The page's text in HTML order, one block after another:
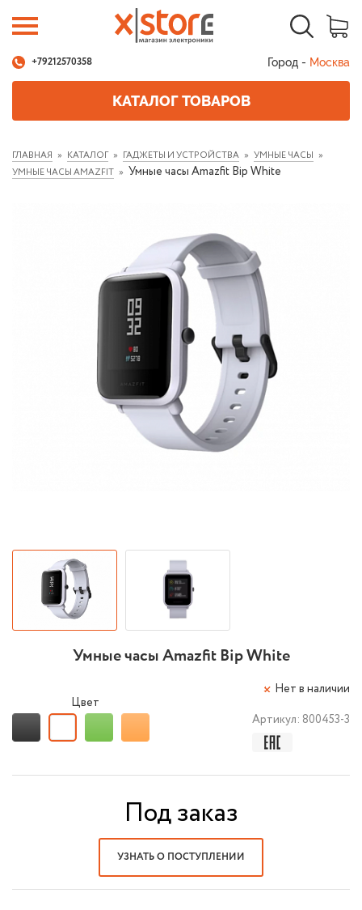
+79212570358 Город - Москва
КАТАЛОГ ТОВАРОВ
ГЛАВНАЯ КАТАЛОГ ГАДЖЕТЫ И УСТРОЙСТВА
УМНЫЕ ЧАСЫ
УМНЫЕ ЧАСЫ AMAZFIT
Умные часы Amazfit Bip White
Умные часы Amazfit Bip White
Нет в наличии
Артикул: 800453-3
Цвет
Под заказ
УЗНАТЬ О ПОСТУПЛЕНИИ